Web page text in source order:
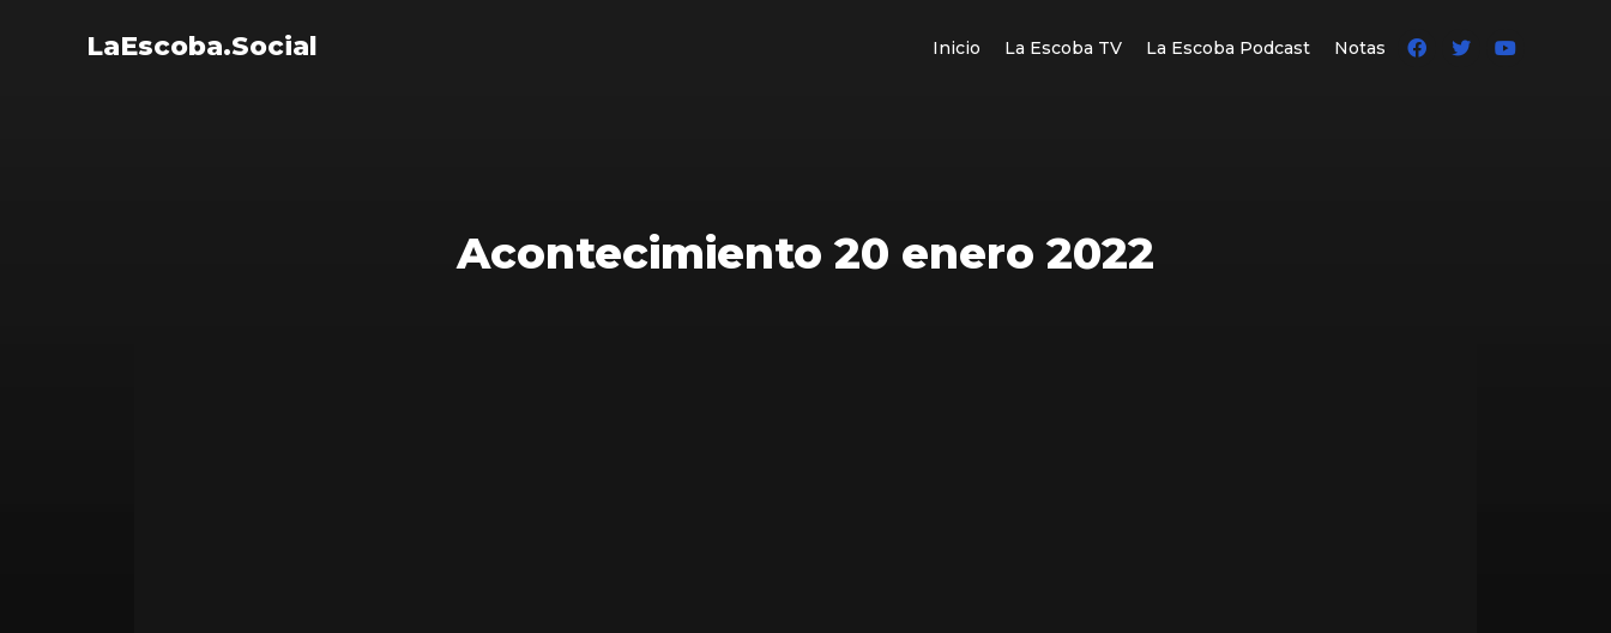
LaEscoba.Social Inicio La Escoba TV La Escoba Podcast Notas
Acontecimiento 20 enero 2022